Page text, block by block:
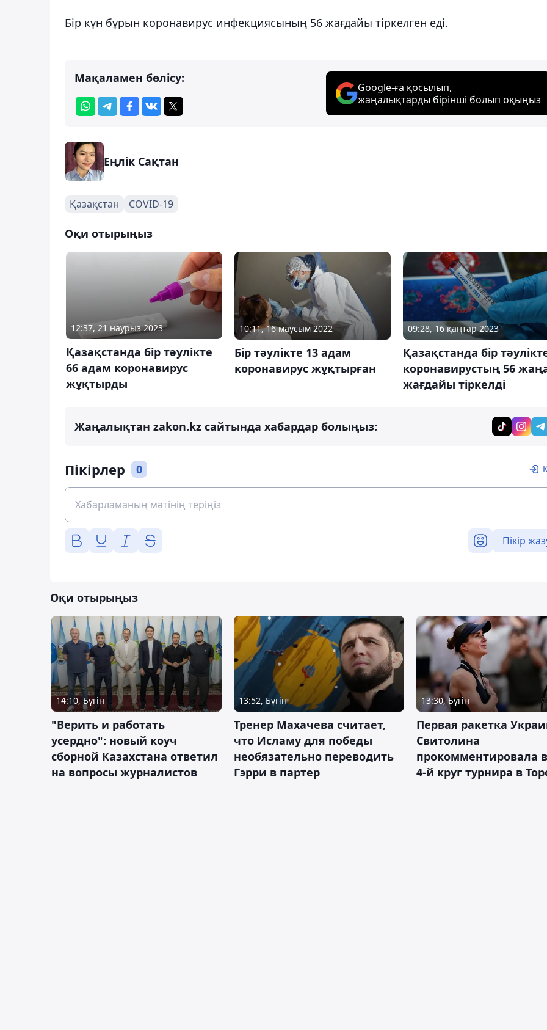
Бір күн бұрын коронавирус инфекциясының 56 жағдайы тіркелген еді.
Мақаламен бөлісу:
Google-ға қосылып,
жаңалықтарды бірінші болып оқыңыз
Еңлік Сақтан
Қазақстан COVID-19
Оқи отырыңыз
12:37, 21 наурыз 2023
Қазақстанда бір тәулікте
66 адам коронавирус
жұқтырды
10:11, 16 маусым 2022
Бір тәулікте 13 адам
коронавирус жұқтырған
09:28, 16 қаңтар 2023
Қазақстанда бір
коронавирустың 56
жағдайы тіркелді
Жаңалықтан zakon.kz сайтында хабардар болыңыз:
Пікірлер 0
Пікір
Оқи отырыңыз
14:10, Бүгін
"Верить и работать
усердно": новый коуч
сборной Казахстана ответил
на вопросы журналистов
13:52, Бүгін
Тренер Махачева считает,
что Исламу для победы
необязательно переводить
Гэрри в партер
13:30, Бүгін
Первая ракетка
Свитолина
прокомментировала
4-й круг турнира в